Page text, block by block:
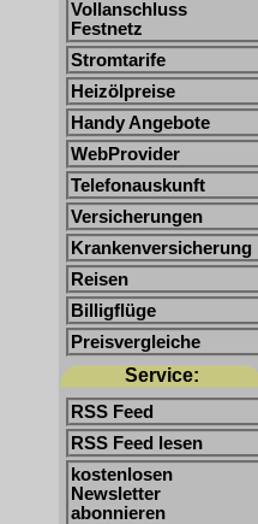
Vollanschluss
Festnetz
Stromtarife
Heizölpreise
Handy Angebote
WebProvider
Telefonauskunft
Versicherungen
Krankenversicherung
Reisen
Billigflüge
Preisvergleiche
Service:
RSS Feed
RSS Feed lesen
kostenlosen
Newsletter
abonnieren